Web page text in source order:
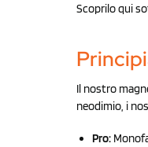
Scoprilo qui
Il nostro
neodimio, i
Pro: